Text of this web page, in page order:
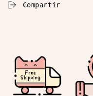
Compartir